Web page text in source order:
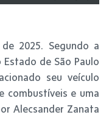
2025. Segundo a
de São Paulo
seu veículo
combustíveis e uma
Alecsander Zanata